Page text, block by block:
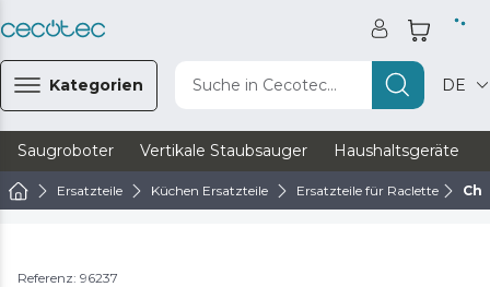
Kategorien Suche in Cecotec... DE
Saugroboter Vertikale Staubsauger Haushaltsgeräte
Ersatzteile Küchen Ersatzteile Ersatzteile für Raclette
Referenz: 96237